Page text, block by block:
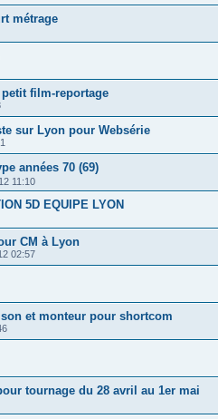
métrage
film-reportage
sur Lyon pour Websérie
années 70 (69)
11:10
5D EQUIPE LYON
CM à Lyon
02:57
et monteur pour shortcom
tournage du 28 avril au 1er mai